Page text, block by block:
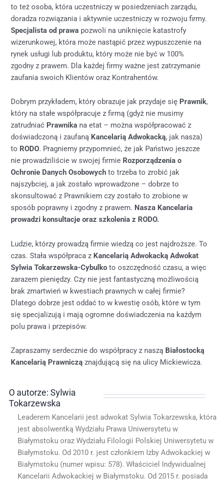
to też osoba, która uczestniczy w posiedzeniach zarządu,
doradza rozwiązania i aktywnie uczestniczy w rozwoju firmy.
Specjalista od prawa pozwoli na uniknięcie katastrofy
wizerunkowej, która może nastąpić przez wypuszczenie na
rynek usługi lub produktu, który może nie być w 100%
zgodny z prawem. Dla każdej firmy ważne jest zatrzymanie
zaufania swoich Klientów oraz Kontrahentów.
Dobrym przykładem, który obrazuje jak przydaje się Prawnik,
który na stałe współpracuje z firmą (gdyż nie musimy
zatrudniać Prawnika na etat – można współpracować z
doświadczoną i zaufaną Kancelarią Adwokacką, jak nasza)
to RODO. Pragniemy przypomnieć, że jak Państwo jeszcze
nie prowadziliście w swojej firmie Rozporządzenia o
Ochronie Danych Osobowych to trzeba to zrobić jak
najszybciej, a jak zostało wprowadzone – dobrze to
skonsultować z Prawnikiem czy zostało to zrobione w
sposób poprawny i zgodny z prawem. Nasza Kancelaria
prowadzi konsultacje oraz szkolenia z RODO.
Ludzie, którzy prowadzą firmie wiedzą co jest najdroższe. To
czas. Stała współpraca z Kancelarią Adwokacką Adwokat
Sylwia Tokarzewska-Cybulko to oszczędność czasu, a więc
zarazem pieniędzy. Czy nie jest fantastyczną możliwością
brak zmartwień w kwestiach prawnych w całej firmie?
Dlatego dobrze jest oddać to w kwestię osób, które w tym
się specjalizują i mają ogromne doświadczenia na każdym
polu prawa i przepisów.
Zapraszamy serdecznie do współpracy z naszą Białostocką
Kancelarią Prawniczą znajdującą się na ulicy Mickiewicza.
O autorze: Sylwia
Tokarzewska
Leaderem Kancelarii jest adwokat Sylwia Tokarzewska, która
jest absolwentką Wydziału Prawa Uniwersytetu w
Białymstoku oraz Wydziału Filologii Polskiej Uniwersytetu w
Białymstoku. Od 2010 r. jest członkiem Izby Adwokackiej w
Białymstoku (numer wpisu: 578). Właściciel Indywidualnej
Kancelarii Adwokackiej w Białymstoku. Od 2015 r. posiada